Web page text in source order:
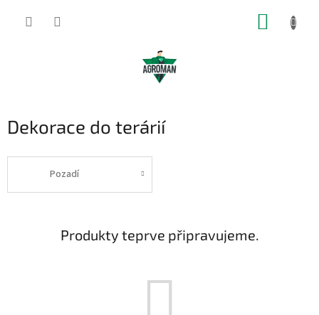
Dekorace do terárií
Pozadí
Produkty teprve připravujeme.